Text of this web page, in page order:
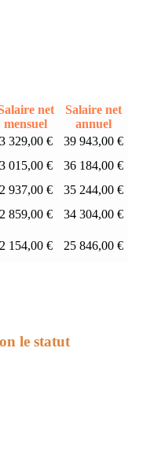
net
mensuel
Salaire net
annuel
3 329,00 €
39 943,00 €
3 015,00 €
36 184,00 €
2 937,00 €
35 244,00 €
2 859,00 €
34 304,00 €
2 154,00 € 25 846,00 €
le statut